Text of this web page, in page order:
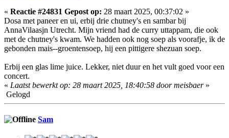
« Reactie #24831 Gepost op: 28 maart 2025, 00:37:02 »
Dosa met paneer en ui, erbij drie chutney's en sambar bij
AnnaVilaasjn Utrecht. Mijn vriend had de curry uttappam, die ook
met de chutney's kwam. We hadden ook nog soep als voorafje, ik de
gebonden mais--groentensoep, hij een pittigere shezuan soep.
Erbij een glas lime juice. Lekker, niet duur en het vult goed voor een
concert.
« Laatst bewerkt op: 28 maart 2025, 18:40:58 door meisbaer»
Gelogd
Sam